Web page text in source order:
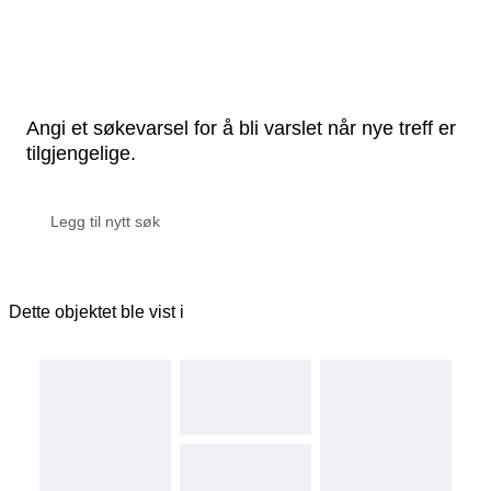
Angi et søkevarsel for å bli varslet når nye treff er
tilgjengelige.
Dette objektet ble vist i